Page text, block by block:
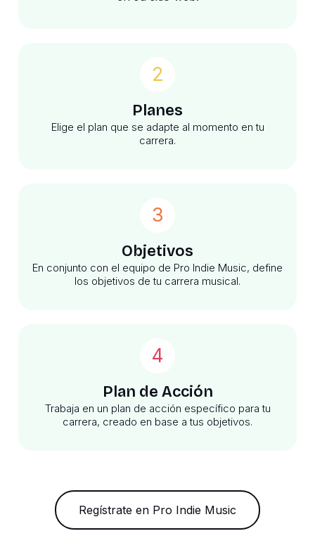
2
Planes
Elige el plan que se adapte al momento en tu
carrera.
3
Objetivos
En conjunto con el equipo de Pro Indie Music, define
los objetivos de tu carrera musical.
4
Plan de Acción
Trabaja en un plan de acción específico para tu
carrera, creado en base a tus objetivos.
Regístrate en Pro Indie Music